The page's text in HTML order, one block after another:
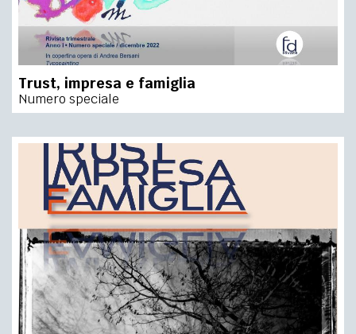
Trust, impresa e famiglia
Numero speciale